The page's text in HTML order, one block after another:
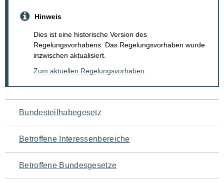
Hinweis
Dies ist eine historische Version des
Regelungsvorhabens. Das Regelungsvorhaben wurde
inzwischen aktualisiert.
Zum aktuellen Regelungsvorhaben
Navigation
für
den
Seiteninhalt
Bundesteilhabegesetz
Betroffene Interessenbereiche
Betroffene Bundesgesetze